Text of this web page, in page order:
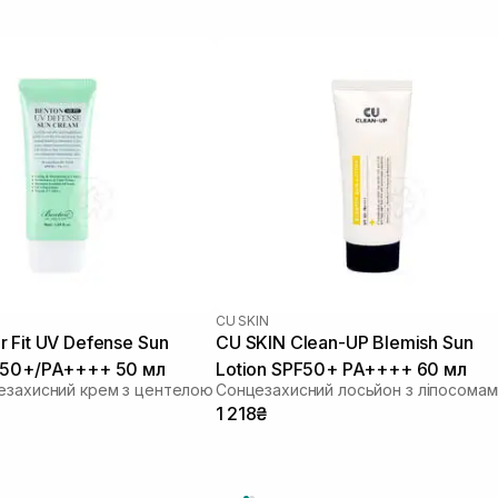
Fit UV Defense Sun
50+/PA++++ 50 мл
крем з центелою
CU SKIN
CU SKIN Clean-UP Blemish Sun
Lotion SPF50+ PA++++ 60 мл
1 218₴